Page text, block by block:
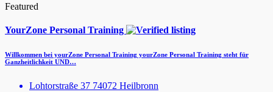
Featured
YourZone Personal Training
Willkommen bei yourZone Personal Training yourZone Personal Training steht für
Ganzheitlichkeit UND…
Lohtorstraße 37 74072 Heilbronn